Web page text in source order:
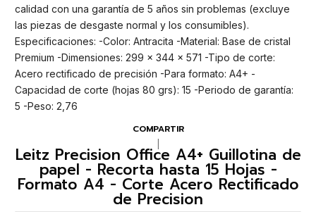
calidad con una garantía de 5 años sin problemas (excluye
las piezas de desgaste normal y los consumibles).
Especificaciones: -Color: Antracita -Material: Base de cristal
Premium -Dimensiones: 299 x 344 x 571 -Tipo de corte:
Acero rectificado de precisión -Para formato: A4+ -
Capacidad de corte (hojas 80 grs): 15 -Periodo de garantía:
5 -Peso: 2,76
COMPARTIR
Leitz Precision Office A4+ Guillotina de
papel - Recorta hasta 15 Hojas -
Formato A4 - Corte Acero Rectificado
de Precision